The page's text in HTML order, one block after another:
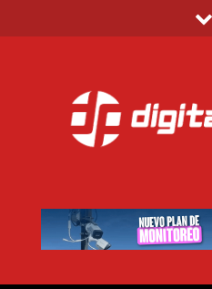
al